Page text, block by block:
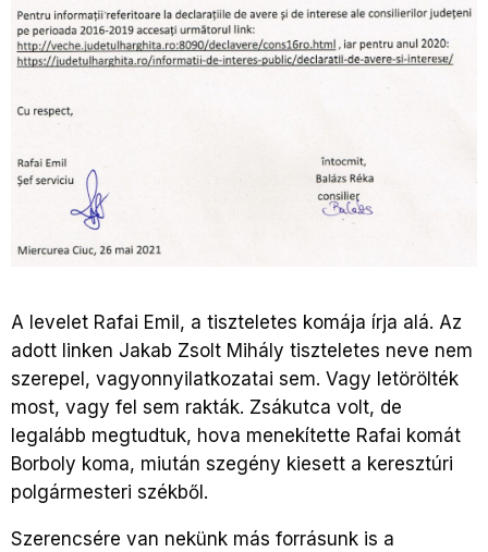
A levelet Rafai Emil, a tiszteletes komája írja alá. Az
adott linken Jakab Zsolt Mihály tiszteletes neve nem
szerepel, vagyonnyilatkozatai sem. Vagy letörölték
most, vagy fel sem rakták. Zsákutca volt, de
legalább megtudtuk, hova menekítette Rafai komát
Borboly koma, miután szegény kiesett a keresztúri
polgármesteri székből.
Szerencsére van nekünk más forrásunk is a